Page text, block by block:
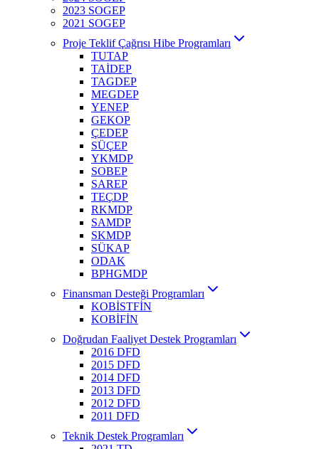
2023 SOGEP
2021 SOGEP
Proje Teklif Çağrısı Hibe Programları
TUTAP
TAİDEP
TAGDEP
MEGDEP
YENEP
GEKOP
ÇEDEP
SÜÇEP
YKMDP
SOBEP
SAREP
TEÇDP
RKMDP
SAMDP
SKMDP
SÜKAP
ODAK
BPHGMDP
Finansman Desteği Programları
KOBİSTFİN
KOBİFİN
Doğrudan Faaliyet Destek Programları
2016 DFD
2015 DFD
2014 DFD
2013 DFD
2012 DFD
2011 DFD
Teknik Destek Programları